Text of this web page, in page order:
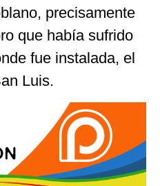
precisamente
que había sufrido
fue instalada, el
Luis.